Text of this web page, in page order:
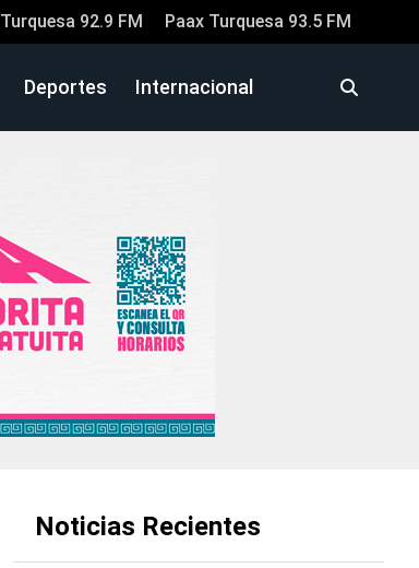
Turquesa 92.9 FM Paax Turquesa 93.5 FM
Deportes Internacional
Noticias Recientes